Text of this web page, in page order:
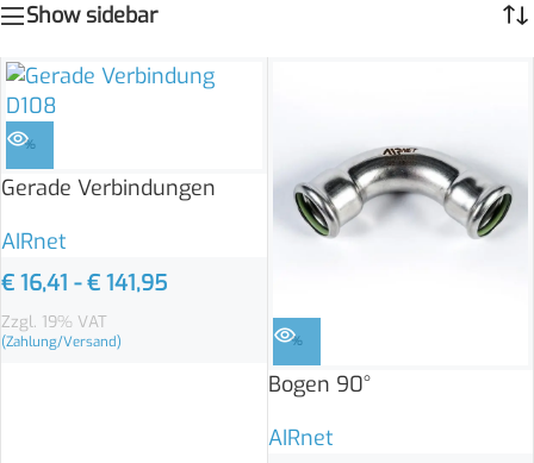
Show sidebar
%
Gerade Verbindungen
AIRnet
€ 16,41 -€ 141,95
Zzgl. 19% VAT
(Zahlung/Versand) %
Bogen 90°
AIRnet